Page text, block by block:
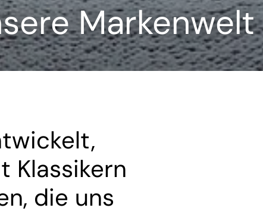
Markenwelt
Klassikern
die uns